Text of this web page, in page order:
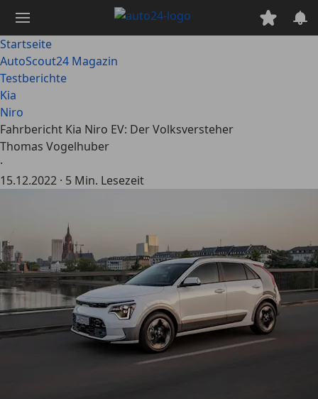
Hauptinhalt
springen
Startseite
AutoScout24 Magazin
Testberichte
Kia
Niro
Fahrbericht Kia Niro EV: Der Volksversteher
Thomas Vogelhuber
·
15.12.2022 · 5 Min. Lesezeit